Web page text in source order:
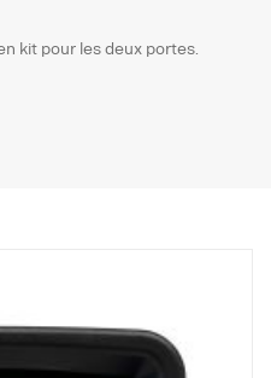
kit pour les deux portes.